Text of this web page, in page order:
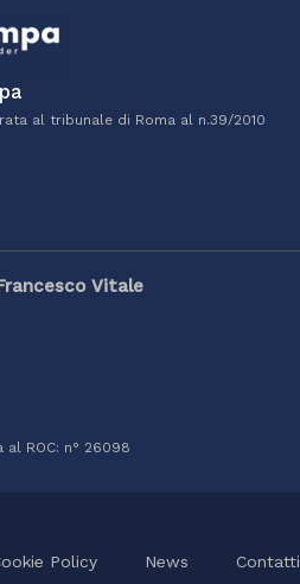
al tribunale di Roma al n.39/2010
Vitale
ROC: n° 26098
Policy News Contatti